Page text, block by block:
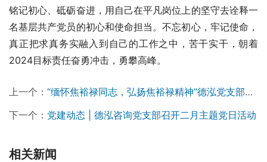
铭记初心、砥砺奋进，用自己在平凡岗位上的坚守去诠释一
名基层共产党员的初心和使命担当。不忘初心，牢记使命，
真正把求真务实融入到自己的工作之中，苦干实干，朝着
2024目标责任奋勇冲击，勇攀高峰。
上一个： “缅怀焦裕禄同志，弘扬焦裕禄精神”德泓党支部主题党日活动
下一个： 党建动态 | 德泓咨询党支部召开二月主题党日活动
相关新闻